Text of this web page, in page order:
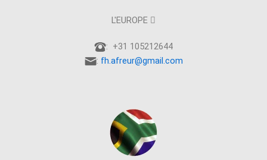
L'EUROPE 
: +31 105212644
: fh.afreur@gmail.com